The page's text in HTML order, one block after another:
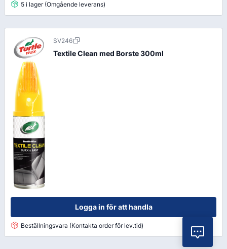
5 i lager (Omgående leverans)
SV246
Textile Clean med Borste 300ml
Logga in för att handla
Beställningsvara (Kontakta order för lev.tid)